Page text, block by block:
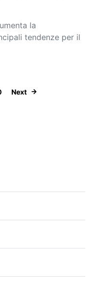
la
tendenze per il
pagination
Next